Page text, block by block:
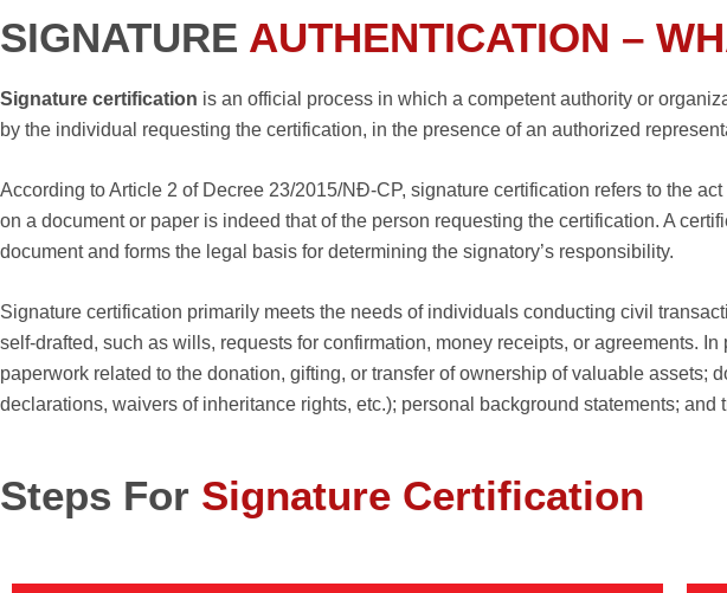
SIGNATURE AUTHENTICATION –
Signature certification is an official process in which a competent authority or
by the individual requesting the certification, in the presence of an authorized
According to Article 2 of Decree 23/2015/NĐ-CP, signature certification refers to the
on a document or paper is indeed that of the person requesting the certification. A
document and forms the legal basis for determining the signatory’s responsibility.
Signature certification primarily meets the needs of individuals conducting civil
self-drafted, such as wills, requests for confirmation, money receipts, or agreements.
paperwork related to the donation, gifting, or transfer of ownership of valuable assets;
declarations, waivers of inheritance rights, etc.); personal background statements;
Steps For Signature Certification